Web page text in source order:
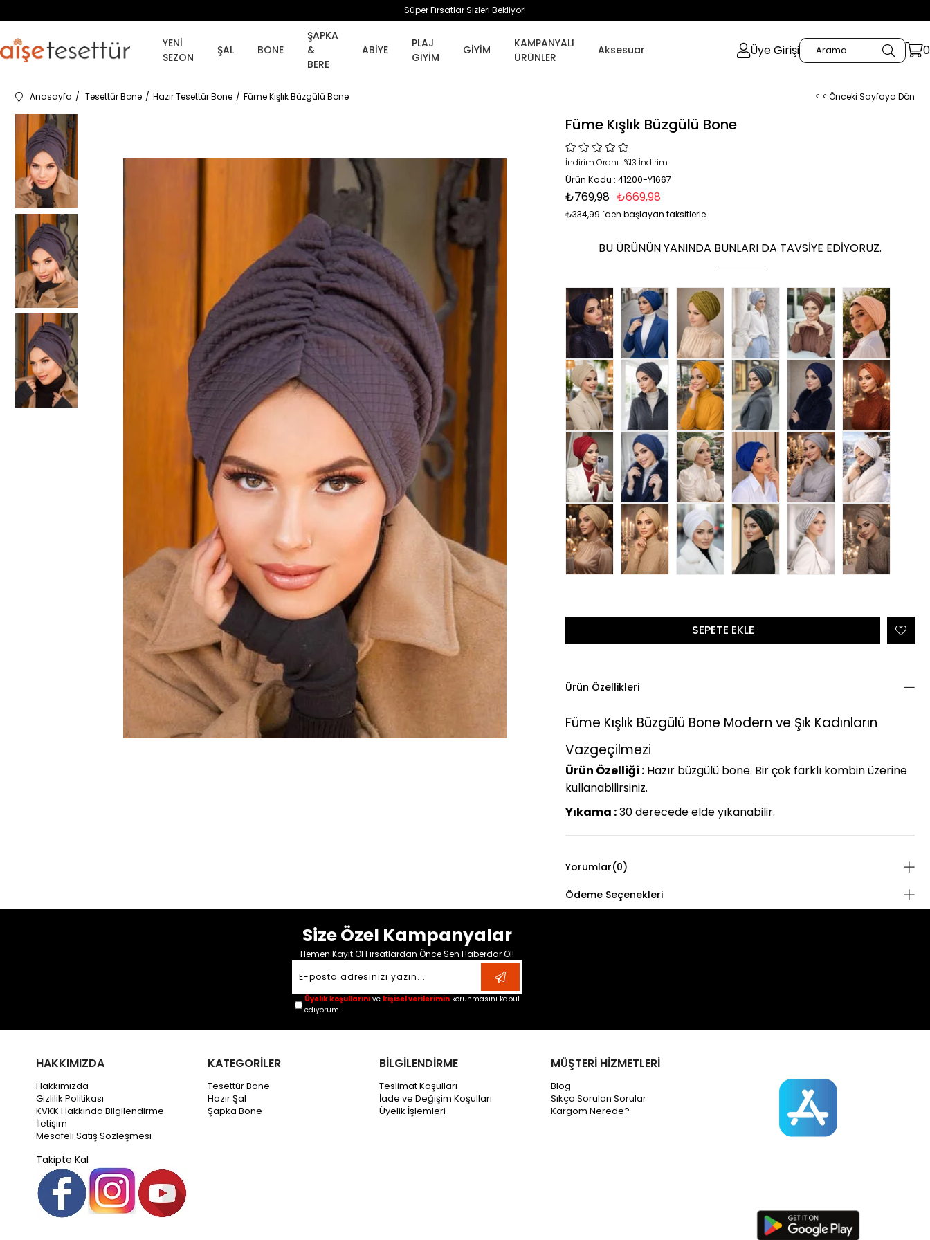
Süper Fırsatlar Sizleri Bekliyor!
YENİ
SEZON
ŞAL BONE
ŞAPKA
&
BERE
ABİYE
PLAJ
GİYİM
GİYİM
KAMPANYALI
ÜRÜNLER
Aksesuar Üye Girişi 0
Anasayfa Tesettür Bone Hazır Tesettür Bone Füme Kışlık Büzgülü Bone < < Önceki Sayfaya Dön
Füme Kışlık Büzgülü Bone
İndirim Oranı :%13 İndirim
Ürün Kodu : 41200-Y1667
₺769,98 ₺669,98
₺334,99 `den başlayan taksitlerle
BU ÜRÜNÜN YANINDA BUNLARI DA TAVSIYE EDIYORUZ.
Ürün Özellikleri
Füme Kışlık Büzgülü Bone Modern ve Şık Kadınların
Vazgeçilmezi
Ürün Özelliği : Hazır büzgülü bone. Bir çok farklı kombin üzerine
kullanabilirsiniz.
Yıkama :30 derecede elde yıkanabilir.
Yorumlar(0)
Ödeme Seçenekleri
Size Özel Kampanyalar
Hemen Kayıt Ol Fırsatlardan Önce Sen Haberdar Ol!
Üyelik koşullarını ve kişisel verilerimin korunmasını kabul
ediyorum.
HAKKIMIZDA
Hakkımızda
Gizlilik Politikası
KVKK Hakkında Bilgilendirme
İletişim
Mesafeli Satış Sözleşmesi
Takipte Kal
KATEGORİLER
Tesettür Bone
Hazır Şal
Şapka Bone
BİLGİLENDİRME
Teslimat Koşulları
İade ve Değişim Koşulları
Üyelik İşlemleri
MÜŞTERİ HİZMETLERİ
Blog
Sıkça Sorulan Sorular
Kargom Nerede?